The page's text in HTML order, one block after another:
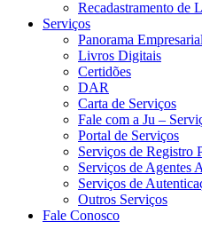
Recadastramento de
Serviços
Panorama Empresarial
Livros Digitais
Certidões
DAR
Carta de Serviços
Fale com a Ju –
Portal de Serviços
Serviços de Registro
Serviços de Agentes
Serviços de
Outros Serviços
Fale Conosco